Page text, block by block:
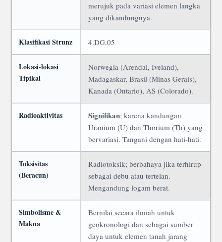
merujuk pada variasi elemen langka
yang dikandungnya.
Klasifikasi Strunz 4.DG.05
Lokasi-lokasi
Tipikal
Norwegia (Arendal, Iveland),
Madagaskar, Brasil (Minas Gerais),
Kanada (Ontario), AS (Colorado).
Radioaktivitas Signifikan; karena kandungan
Uranium (U) dan Thorium (Th) yang
bervariasi. Tangani dengan hati-hati.
Toksisitas
(Beracun)
Radiotoksik; berbahaya jika terhirup
sebagai debu atau tertelan.
Mengandung logam berat.
Simbolisme &
Makna
Bernilai secara ilmiah untuk
geokronologi dan sebagai sumber
daya untuk elemen tanah jarang